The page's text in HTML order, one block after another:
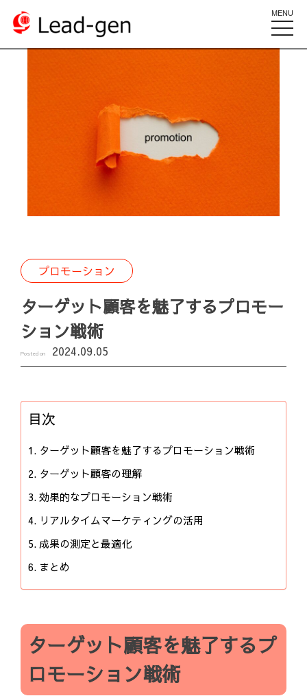
MENU
toggle
プロモーション
ターゲット顧客を魅了するプロモー
ション戦術
Posted on 2024.09.05
目次
ターゲット顧客を魅了するプロモーション戦術
ターゲット顧客の理解
効果的なプロモーション戦術
リアルタイムマーケティングの活用
成果の測定と最適化
まとめ
ターゲット顧客を魅了するプ
ロモーション戦術